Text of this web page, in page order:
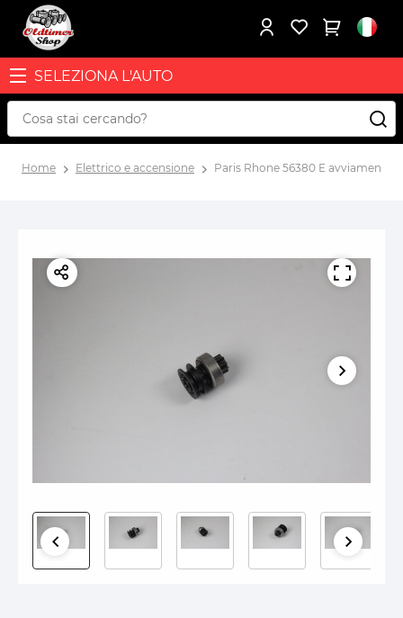
SELEZIONA L'AUTO
Home Elettrico e accensione Paris Rhone 56380 E avviamento